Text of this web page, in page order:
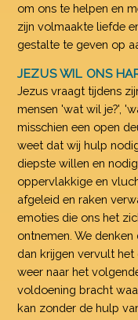
om ons te helpen en
zijn volmaakte liefde
gestalte te geven op
JEZUS WIL ONS
Jezus vraagt tijdens
mensen 'wat wil je?',
misschien een open
weet dat wij hulp
diepste willen en
oppervlakkige en
afgeleid en raken
emoties die ons het
ontnemen. We
dan krijgen vervult het
weer naar het
voldoening bracht
kan zonder de hulp